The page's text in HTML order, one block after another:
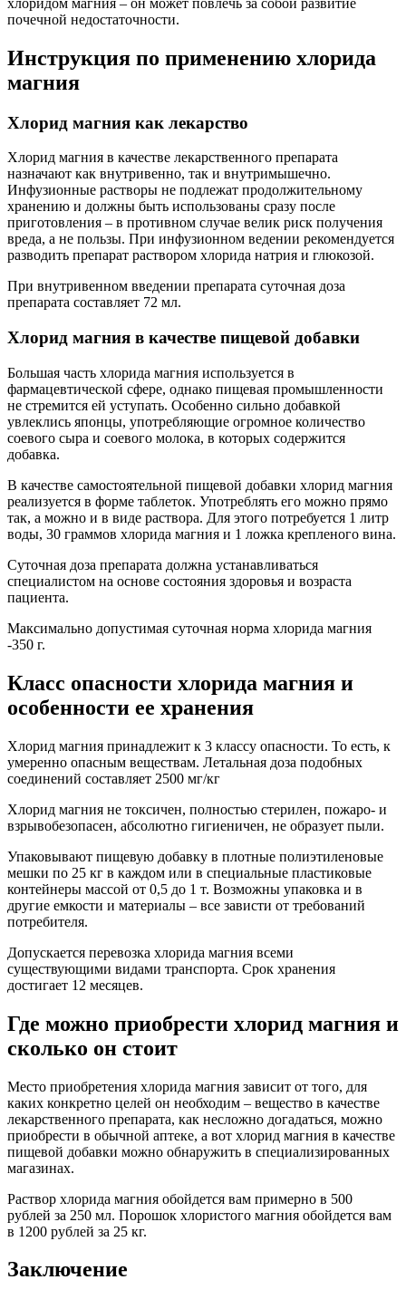
хлоридом магния – он может повлечь за собой развитие
почечной недостаточности.
Инструкция по применению хлорида
магния
Хлорид магния как лекарство
Хлорид магния в качестве лекарственного препарата
назначают как внутривенно, так и внутримышечно.
Инфузионные растворы не подлежат продолжительному
хранению и должны быть использованы сразу после
приготовления – в противном случае велик риск получения
вреда, а не пользы. При инфузионном ведении рекомендуется
разводить препарат раствором хлорида натрия и глюкозой.
При внутривенном введении препарата суточная доза
препарата составляет 72 мл.
Хлорид магния в качестве пищевой добавки
Большая часть хлорида магния используется в
фармацевтической сфере, однако пищевая промышленности
не стремится ей уступать. Особенно сильно добавкой
увлеклись японцы, употребляющие огромное количество
соевого сыра и соевого молока, в которых содержится
добавка.
В качестве самостоятельной пищевой добавки хлорид магния
реализуется в форме таблеток. Употреблять его можно прямо
так, а можно и в виде раствора. Для этого потребуется 1 литр
воды, 30 граммов хлорида магния и 1 ложка крепленого вина.
Суточная доза препарата должна устанавливаться
специалистом на основе состояния здоровья и возраста
пациента.
Максимально допустимая суточная норма хлорида магния
-350 г.
Класс опасности хлорида магния и
особенности ее хранения
Хлорид магния принадлежит к 3 классу опасности. То есть, к
умеренно опасным веществам. Летальная доза подобных
соединений составляет 2500 мг/кг
Хлорид магния не токсичен, полностью стерилен, пожаро- и
взрывобезопасен, абсолютно гигиеничен, не образует пыли.
Упаковывают пищевую добавку в плотные полиэтиленовые
мешки по 25 кг в каждом или в специальные пластиковые
контейнеры массой от 0,5 до 1 т. Возможны упаковка и в
другие емкости и материалы – все зависти от требований
потребителя.
Допускается перевозка хлорида магния всеми
существующими видами транспорта. Срок хранения
достигает 12 месяцев.
Где можно приобрести хлорид магния и
сколько он стоит
Место приобретения хлорида магния зависит от того, для
каких конкретно целей он необходим – вещество в качестве
лекарственного препарата, как несложно догадаться, можно
приобрести в обычной аптеке, а вот хлорид магния в качестве
пищевой добавки можно обнаружить в специализированных
магазинах.
Раствор хлорида магния обойдется вам примерно в 500
рублей за 250 мл. Порошок хлористого магния обойдется вам
в 1200 рублей за 25 кг.
Заключение